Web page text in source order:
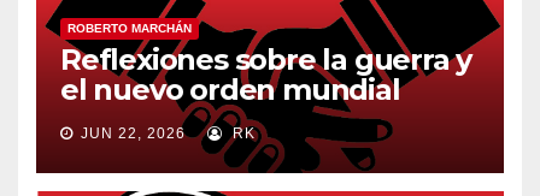
ROBERTO MARCHÁN
Reflexiones sobre la guerra y
el nuevo orden mundial
JUN 22, 2026 RK